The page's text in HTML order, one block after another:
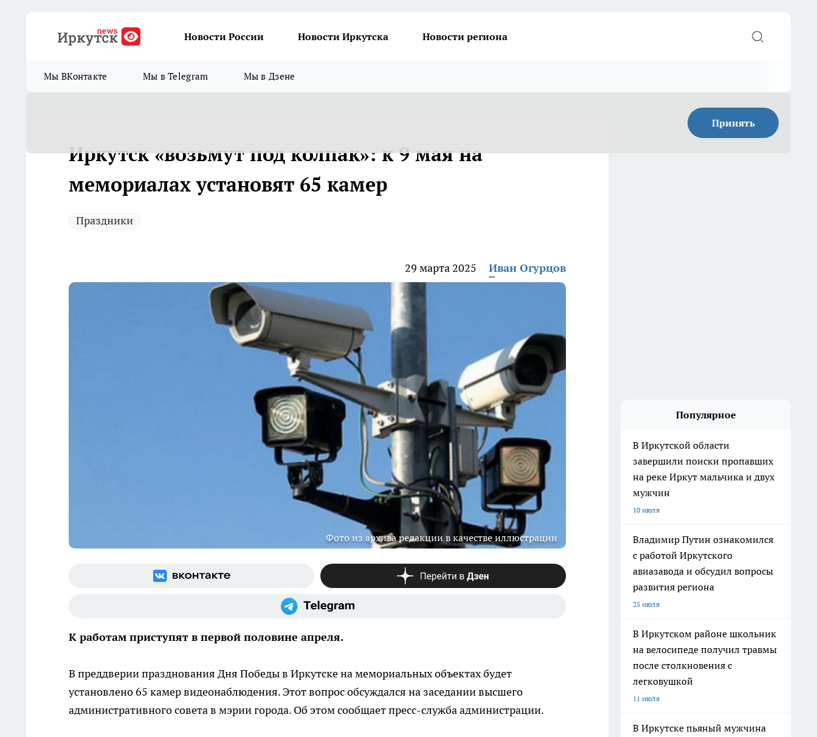
Новости России Новости Иркутска Новости региона
Мы ВКонтакте Мы в Telegram Мы в Дзене
Принять
Иркутск «возьмут под колпак»: к 9 мая на
мемориалах установят 65 камер
Праздники
29 марта 2025 Иван Огурцов
Фото из архива редакции в качестве иллюстрации
К работам приступят в первой половине апреля.
В преддверии празднования Дня Победы в Иркутске на мемориальных объектах будет
установлено 65 камер видеонаблюдения. Этот вопрос обсуждался на заседании высшего
административного совета в мэрии города. Об этом сообщает пресс-служба администрации.
Популярное
В Иркутской области
завершили поиски пропавших
на реке Иркут мальчика и двух
мужчин
10 июля
Владимир Путин ознакомился
с работой Иркутского
авиазавода и обсудил вопросы
развития региона
25 июля
В Иркутском районе школьник
на велосипеде получил травмы
после столкновения с
легковушкой
11 июля
В Иркутске пьяный мужчина